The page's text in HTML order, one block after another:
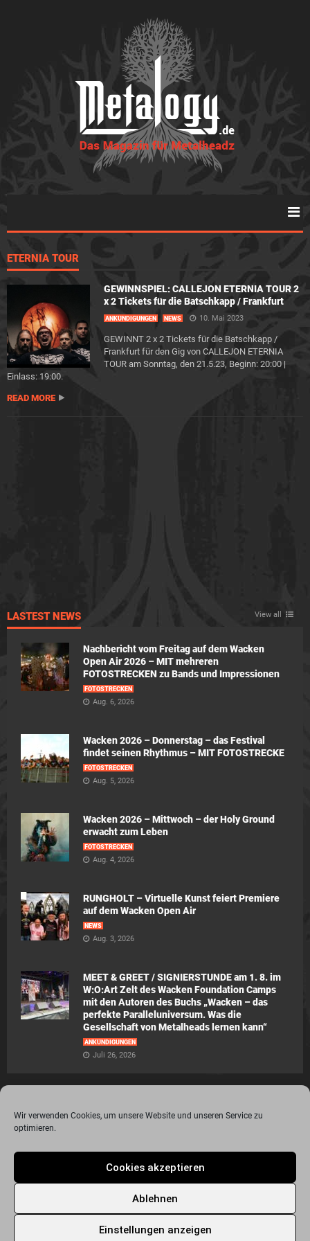
Wir verwenden Cookies, um unsere Website und unseren Service zu
optimieren.
Cookies akzeptieren
Ablehnen
Einstellungen anzeigen
ETERNIA TOUR
GEWINNSPIEL: CALLEJON ETERNIA TOUR 2
x 2 Tickets für die Batschkapp / Frankfurt
ANKÜNDIGUNGEN NEWS 10. Mai 2023
GEWINNT 2 x 2 Tickets für die Batschkapp /
Frankfurt für den Gig von CALLEJON ETERNIA
TOUR am Sonntag, den 21.5.23, Beginn: 20:00 |
Einlass: 19:00.
READ MORE
LASTEST NEWS View all
Nachbericht vom Freitag auf dem Wacken
Open Air 2026 – MIT mehreren
FOTOSTRECKEN zu Bands und Impressionen
FOTOSTRECKEN
Aug. 6, 2026
Wacken 2026 – Donnerstag – das Festival
findet seinen Rhythmus – MIT FOTOSTRECKE
FOTOSTRECKEN
Aug. 5, 2026
Wacken 2026 – Mittwoch – der Holy Ground
erwacht zum Leben
FOTOSTRECKEN
Aug. 4, 2026
RUNGHOLT – Virtuelle Kunst feiert Premiere
auf dem Wacken Open Air
NEWS
Aug. 3, 2026
MEET & GREET / SIGNIERSTUNDE am 1. 8. im
W:O:Art Zelt des Wacken Foundation Camps
mit den Autoren des Buchs „Wacken – das
perfekte Paralleluniversum. Was die
Gesellschaft von Metalheads lernen kann“
ANKÜNDIGUNGEN
Juli 26, 2026
Unterstützung von the surface new media gmbh
Über Metalogy.de – das Magazin für Metalheadz + REVIEWREGELN
Newsletter Anmeldung
Events Freunde
Bandseiten
Metalogy.de – Das etwas andere Metal Magazin